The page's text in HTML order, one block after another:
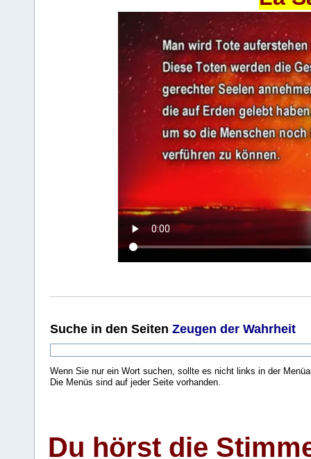
Suche in den Seiten Zeugen der Wahrheit
Wenn Sie nur ein Wort suchen, sollte es nicht links in der
Die Menüs sind auf jeder Seite vorhanden.
Du hörst die